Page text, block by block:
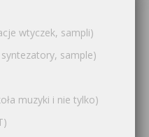
wtyczek, sampli)
sample)
muzyki i nie tylko)